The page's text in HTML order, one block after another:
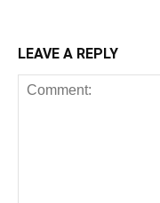
LEAVE A REPLY